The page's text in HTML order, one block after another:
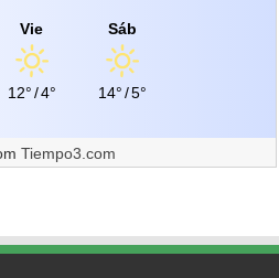
Vie
12°/4°
Sáb
14°/5°
Tiempo3.com